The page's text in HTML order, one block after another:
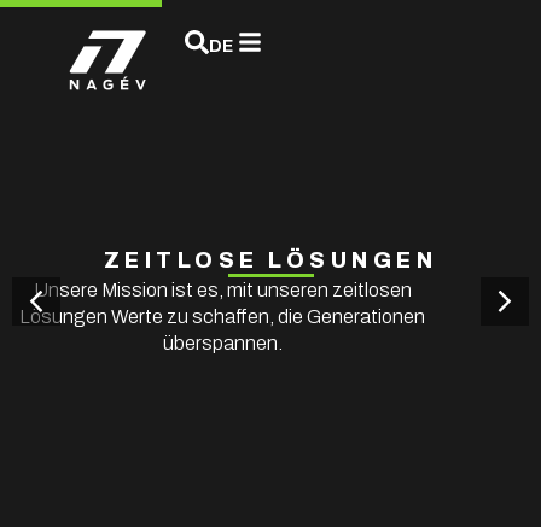
DE
EN
ZEITLOSE LÖSUNGEN
Unsere Mission ist es, mit unseren zeitlosen
Lösungen Werte zu schaffen, die Generationen
überspannen.